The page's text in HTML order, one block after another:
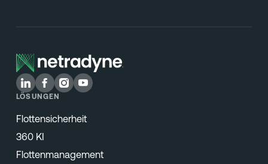
LÖSUNGEN
Flottensicherheit
360 KI
Flottenmanagement